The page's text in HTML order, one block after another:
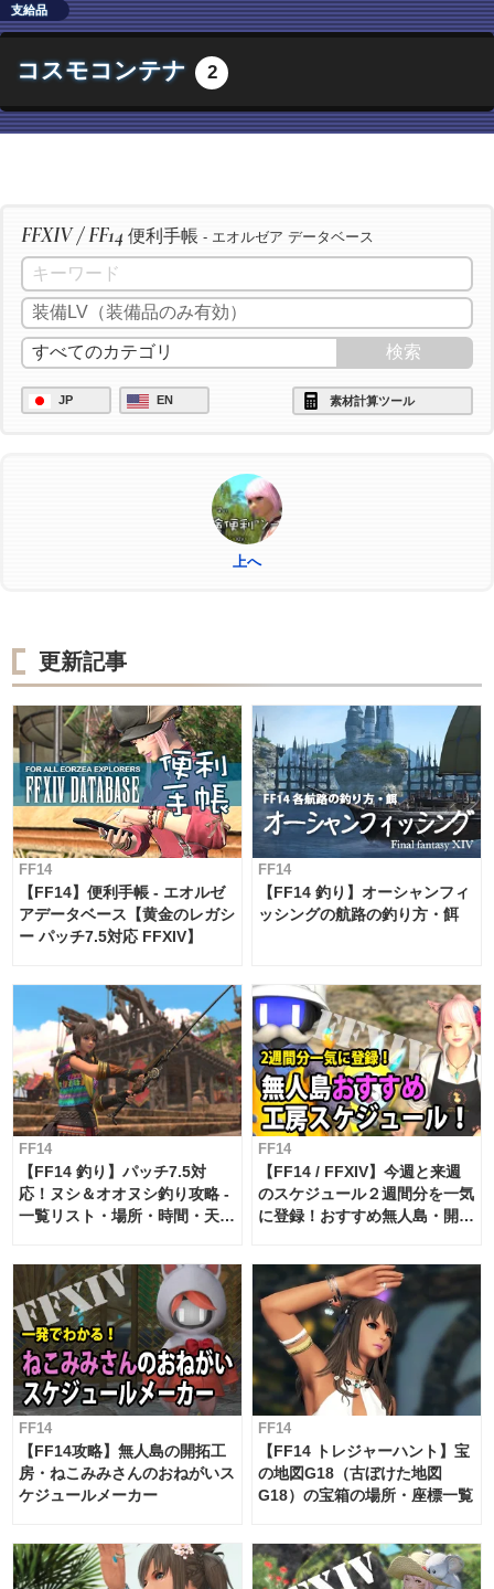
支給品
コスモコンテナ 2
FFXIV / FF14 便利手帳 - エオルゼア データベース
JP EN 素材計算ツール
上へ
更新記事
FF14
【FF14】便利手帳 - エオルゼ
アデータベース【黄金のレガシ
ー パッチ7.5対応 FFXIV】
FF14
【FF14 釣り】オーシャンフィ
ッシングの航路の釣り方・餌
FF14
【FF14 釣り】パッチ7.5対
応！ヌシ＆オオヌシ釣り攻略 -
一覧リスト・場所・時間・天
FF14
【FF14 / FFXIV】今週と来週
のスケジュール２週間分を一気
に登録！おすすめ無人島・開拓
FF14
【FF14攻略】無人島の開拓工
房・ねこみみさんのおねがいス
ケジュールメーカー
FF14
【FF14 トレジャーハント】宝
の地図G18（古ぼけた地図
G18）の宝箱の場所・座標一覧